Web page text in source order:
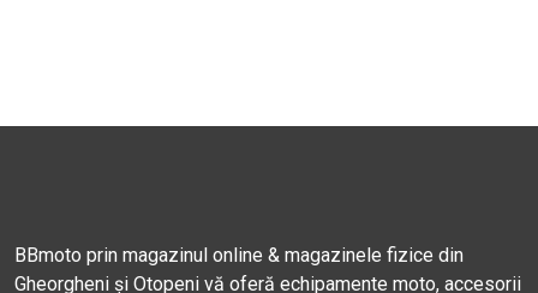
BBmoto prin magazinul online & magazinele fizice din
Gheorgheni și Otopeni vă oferă echipamente moto, accesorii